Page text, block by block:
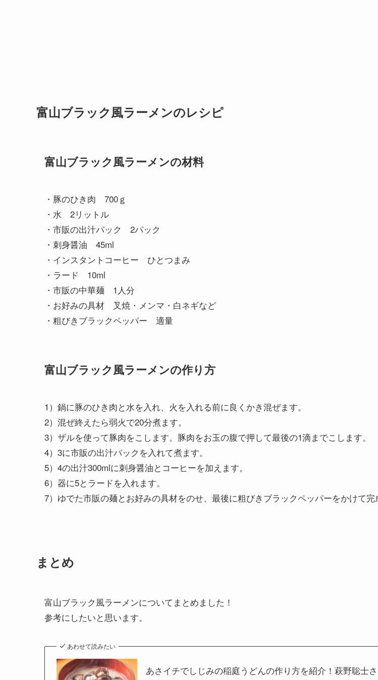
富山ブラック風ラーメンのレシピ
富山ブラック風ラーメンの材料
・豚のひき肉 700ｇ
・水 2リットル
・市販の出汁パック 2パック
・刺身醤油 45ml
・インスタントコーヒー ひとつまみ
・ラード 10ml
・市販の中華麺 1人分
・お好みの具材 叉焼・メンマ・白ネギなど
・粗びきブラックペッパー 適量
富山ブラック風ラーメンの作り方
1）鍋に豚のひき肉と水を入れ、火を入れる前に良くかき混ぜます。
2）混ぜ終えたら弱火で20分煮ます。
3）ザルを使って豚肉をこします。豚肉をお玉の腹で押して最後の1滴までこします。
4）3に市販の出汁パックを入れて煮ます。
5）4の出汁300mlに刺身醤油とコーヒーを加えます。
6）器に5とラードを入れます。
7）ゆでた市販の麺とお好みの具材をのせ、最後に粗びきブラックペッパーをかけて完
まとめ
富山ブラック風ラーメンについてまとめました！
参考にしたいと思います。
あわせて読みたい
あさイチでしじみの稲庭うどんの作り方を紹介！萩野聡士